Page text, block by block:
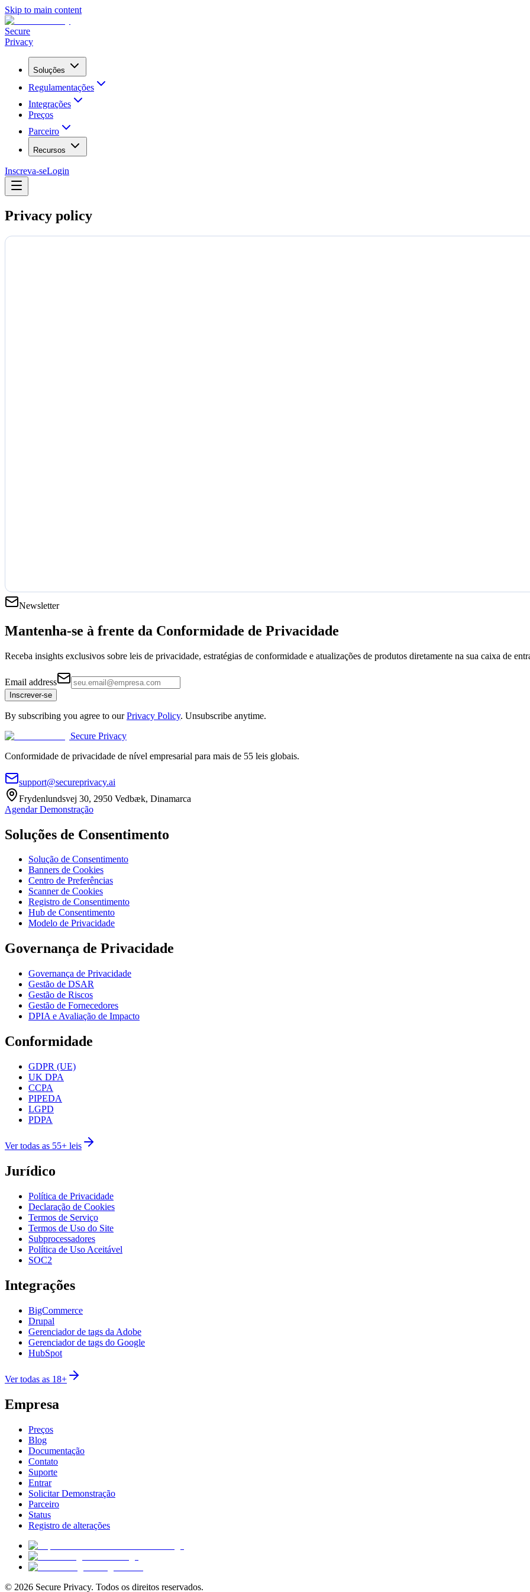
Skip to main content
Secure
Privacy
Soluções
Regulamentações
Integrações
Preços
Parceiro
Recursos
Inscreva-seLogin
Privacy policy
Newsletter
Mantenha-se à frente da Conformidade de Privacidade
Receba insights exclusivos sobre leis de privacidade, estratégias de conformidade e atualizações de produtos diretamente na sua caixa de
Email address
Inscrever-se
By subscribing you agree to our Privacy Policy. Unsubscribe anytime.
Secure Privacy
Conformidade de privacidade de nível empresarial para mais de 55 leis globais.
support@secureprivacy.ai
Frydenlundsvej 30, 2950 Vedbæk, Dinamarca
Agendar Demonstração
Soluções de Consentimento
Solução de Consentimento
Banners de Cookies
Centro de Preferências
Scanner de Cookies
Registro de Consentimento
Hub de Consentimento
Modelo de Privacidade
Governança de Privacidade
Governança de Privacidade
Gestão de DSAR
Gestão de Riscos
Gestão de Fornecedores
DPIA e Avaliação de Impacto
Conformidade
GDPR (UE)
UK DPA
CCPA
PIPEDA
LGPD
PDPA
Ver todas as 55+ leis
Jurídico
Política de Privacidade
Declaração de Cookies
Termos de Serviço
Termos de Uso do Site
Subprocessadores
Política de Uso Aceitável
SOC2
Integrações
BigCommerce
Drupal
Gerenciador de tags da Adobe
Gerenciador de tags do Google
HubSpot
Ver todas as 18+
Empresa
Preços
Blog
Documentação
Contato
Suporte
Entrar
Solicitar Demonstração
Parceiro
Status
Registro de alterações
© 2026 Secure Privacy. Todos os direitos reservados.